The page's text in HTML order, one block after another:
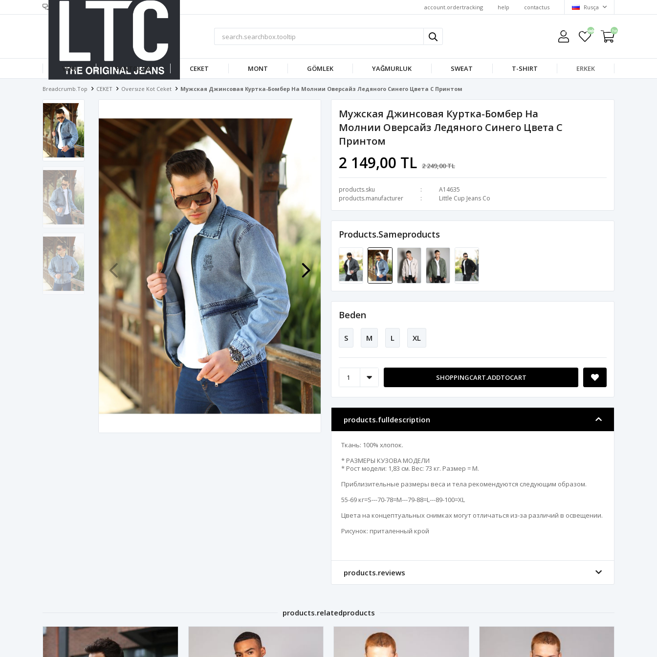
header.infotext account.ordertracking help contactus Rusça
wishlist.headerquantity
shoppingcart.headerquantity
YENİ PANTOLON CEKET MONT GÖMLEK YAĞMURLUK SWEAT T-SHIRT ERKEK
Breadcrumb.top CEKET Oversıze Kot Ceket Мужская Джинсовая Куртка-Бомбер На Молнии Оверсайз Ледяного Синего Цвета С Принтом
Мужская Джинсовая Куртка-Бомбер На
Молнии Оверсайз Ледяного Синего Цвета С
Принтом
2 149,00 TL 2 249,00 TL
products.sku
A14635
products.manufacturer
Little Cup Jeans Co
Products.sameproducts
Beden
S M L XL
SHOPPINGCART.ADDTOCART
products.fulldescription
Ткань: 100% хлопок.
* РАЗМЕРЫ КУЗОВА МОДЕЛИ
* Рост модели: 1,83 см. Вес: 73 кг. Размер = M.
Приблизительные размеры веса и тела рекомендуются следующим образом.
55-69 кг=S---70-78=M---79-88=L---89-100=XL
Цвета на концептуальных снимках могут отличаться из-за различий в освещении.
Рисунок: приталенный крой
products.reviews
products.relatedproducts